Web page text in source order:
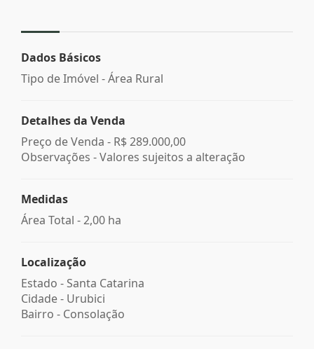
Dados Básicos
Tipo de Imóvel - Área Rural
Detalhes da Venda
Preço de Venda - R$ 289.000,00
Observações - Valores sujeitos a alteração
Medidas
Área Total - 2,00 ha
Localização
Estado - Santa Catarina
Cidade - Urubici
Bairro - Consolação